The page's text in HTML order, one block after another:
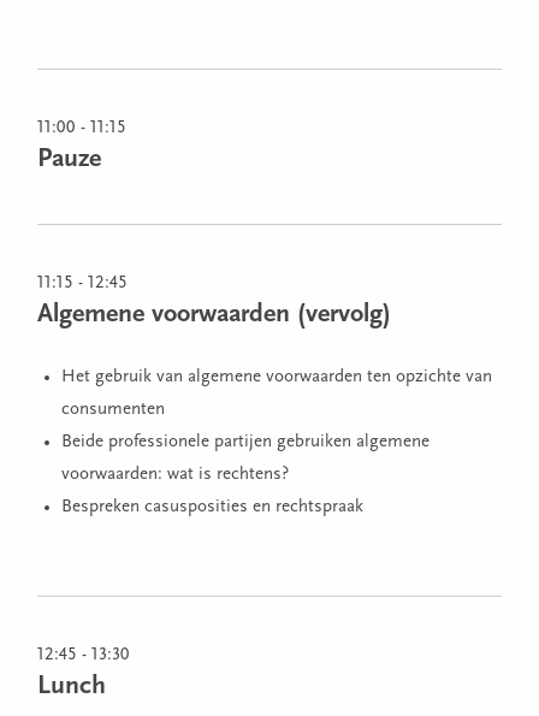
11:00 - 11:15
Pauze
11:15 - 12:45
Algemene voorwaarden (vervolg)
Het gebruik van algemene voorwaarden ten opzichte van
consumenten
Beide professionele partijen gebruiken algemene
voorwaarden: wat is rechtens?
Bespreken casusposities en rechtspraak
12:45 - 13:30
Lunch